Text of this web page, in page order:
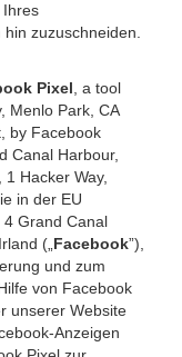
Ihres
zuzuschneiden.
Pixel , a tool
Menlo Park, CA
by Facebook
Canal Harbour,
Hacker Way,
in der EU
Grand Canal
(„ Facebook”),
und zum
von Facebook
unserer Website
Anzeigen